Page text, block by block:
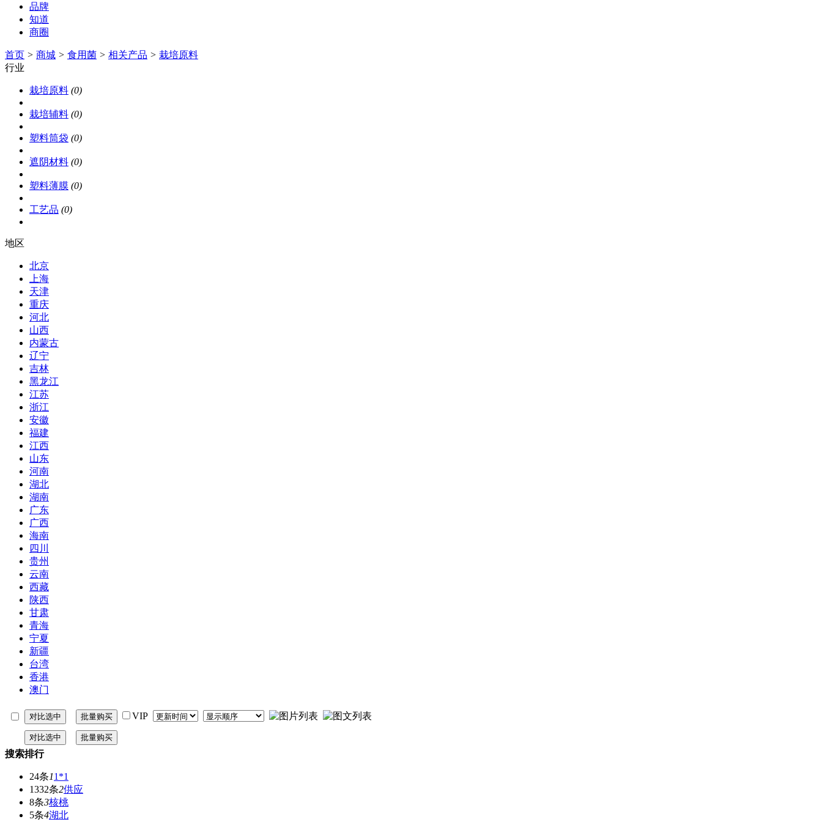
品牌
知道
商圈
首页 > 商城 > 食用菌 > 相关产品 > 栽培原料
行业
栽培原料 (0)
栽培辅料 (0)
塑料筒袋 (0)
遮阴材料 (0)
塑料薄膜 (0)
工艺品 (0)
地区
北京
上海
天津
重庆
河北
山西
内蒙古
辽宁
吉林
黑龙江
江苏
浙江
安徽
福建
江西
山东
河南
湖北
湖南
广东
广西
海南
四川
贵州
云南
西藏
陕西
甘肃
青海
宁夏
新疆
台湾
香港
澳门
VIP
搜索排行
24条11*1
1332条2供应
8条3核桃
5条4湖北